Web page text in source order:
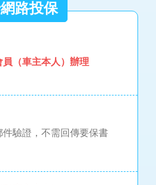
網路投保
員（車主本人）辦理
件驗證，不需回傳要保書